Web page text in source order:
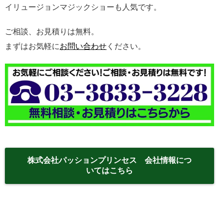
イリュージョンマジックショーも人気です。
ご相談、お見積りは無料。
まずはお気軽にお問い合わせ ください。
株式会社パッションプリンセス 会社情報につ
いてはこちら